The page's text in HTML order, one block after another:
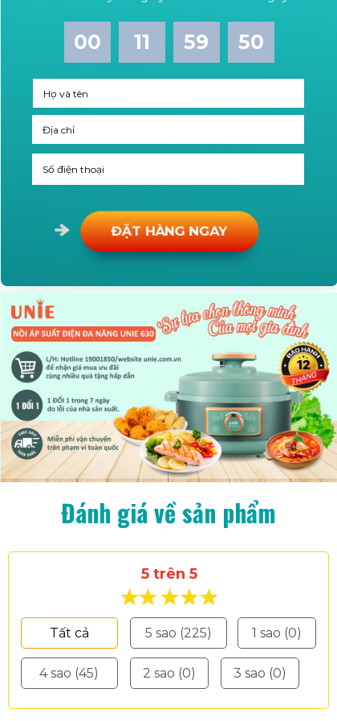
ĐẶT HÀNG NGAY
00 11 59 48
5 trên 5
Đánh giá về sản phẩm
Tất cả 5 sao (225)
4 sao (45) 3 sao (0)
2 sao (0)
1 sao (0)